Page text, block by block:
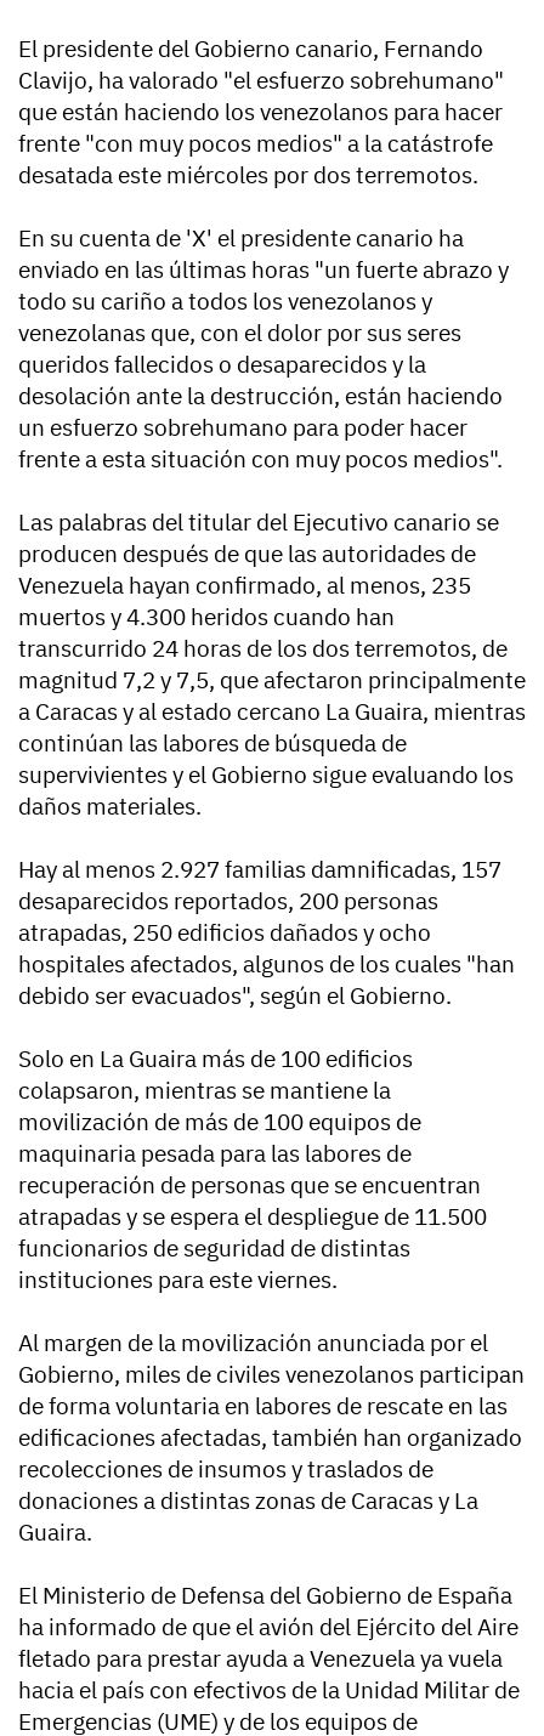
El presidente del Gobierno canario, Fernando
Clavijo, ha valorado "el esfuerzo sobrehumano"
que están haciendo los venezolanos para hacer
frente "con muy pocos medios" a la catástrofe
desatada este miércoles por dos terremotos.
En su cuenta de 'X' el presidente canario ha
enviado en las últimas horas "un fuerte abrazo y
todo su cariño a todos los venezolanos y
venezolanas que, con el dolor por sus seres
queridos fallecidos o desaparecidos y la
desolación ante la destrucción, están haciendo
un esfuerzo sobrehumano para poder hacer
frente a esta situación con muy pocos medios".
Las palabras del titular del Ejecutivo canario se
producen después de que las autoridades de
Venezuela hayan confirmado, al menos, 235
muertos y 4.300 heridos cuando han
transcurrido 24 horas de los dos terremotos, de
magnitud 7,2 y 7,5, que afectaron principalmente
a Caracas y al estado cercano La Guaira, mientras
continúan las labores de búsqueda de
supervivientes y el Gobierno sigue evaluando los
daños materiales.
Hay al menos 2.927 familias damnificadas, 157
desaparecidos reportados, 200 personas
atrapadas, 250 edificios dañados y ocho
hospitales afectados, algunos de los cuales "han
debido ser evacuados", según el Gobierno.
Solo en La Guaira más de 100 edificios
colapsaron, mientras se mantiene la
movilización de más de 100 equipos de
maquinaria pesada para las labores de
recuperación de personas que se encuentran
atrapadas y se espera el despliegue de 11.500
funcionarios de seguridad de distintas
instituciones para este viernes.
Al margen de la movilización anunciada por el
Gobierno, miles de civiles venezolanos participan
de forma voluntaria en labores de rescate en las
edificaciones afectadas, también han organizado
recolecciones de insumos y traslados de
donaciones a distintas zonas de Caracas y La
Guaira.
El Ministerio de Defensa del Gobierno de España
ha informado de que el avión del Ejército del Aire
fletado para prestar ayuda a Venezuela ya vuela
hacia el país con efectivos de la Unidad Militar de
Emergencias (UME) y de los equipos de